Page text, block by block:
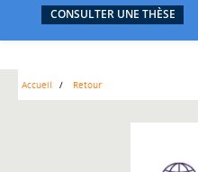
CONSULTER UNE THÈSE
Accueil Retour